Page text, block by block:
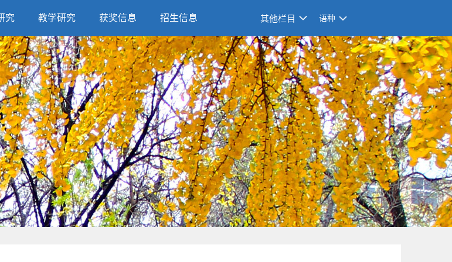
究 教学研究 获奖信息 招生信息 其他栏目 语种